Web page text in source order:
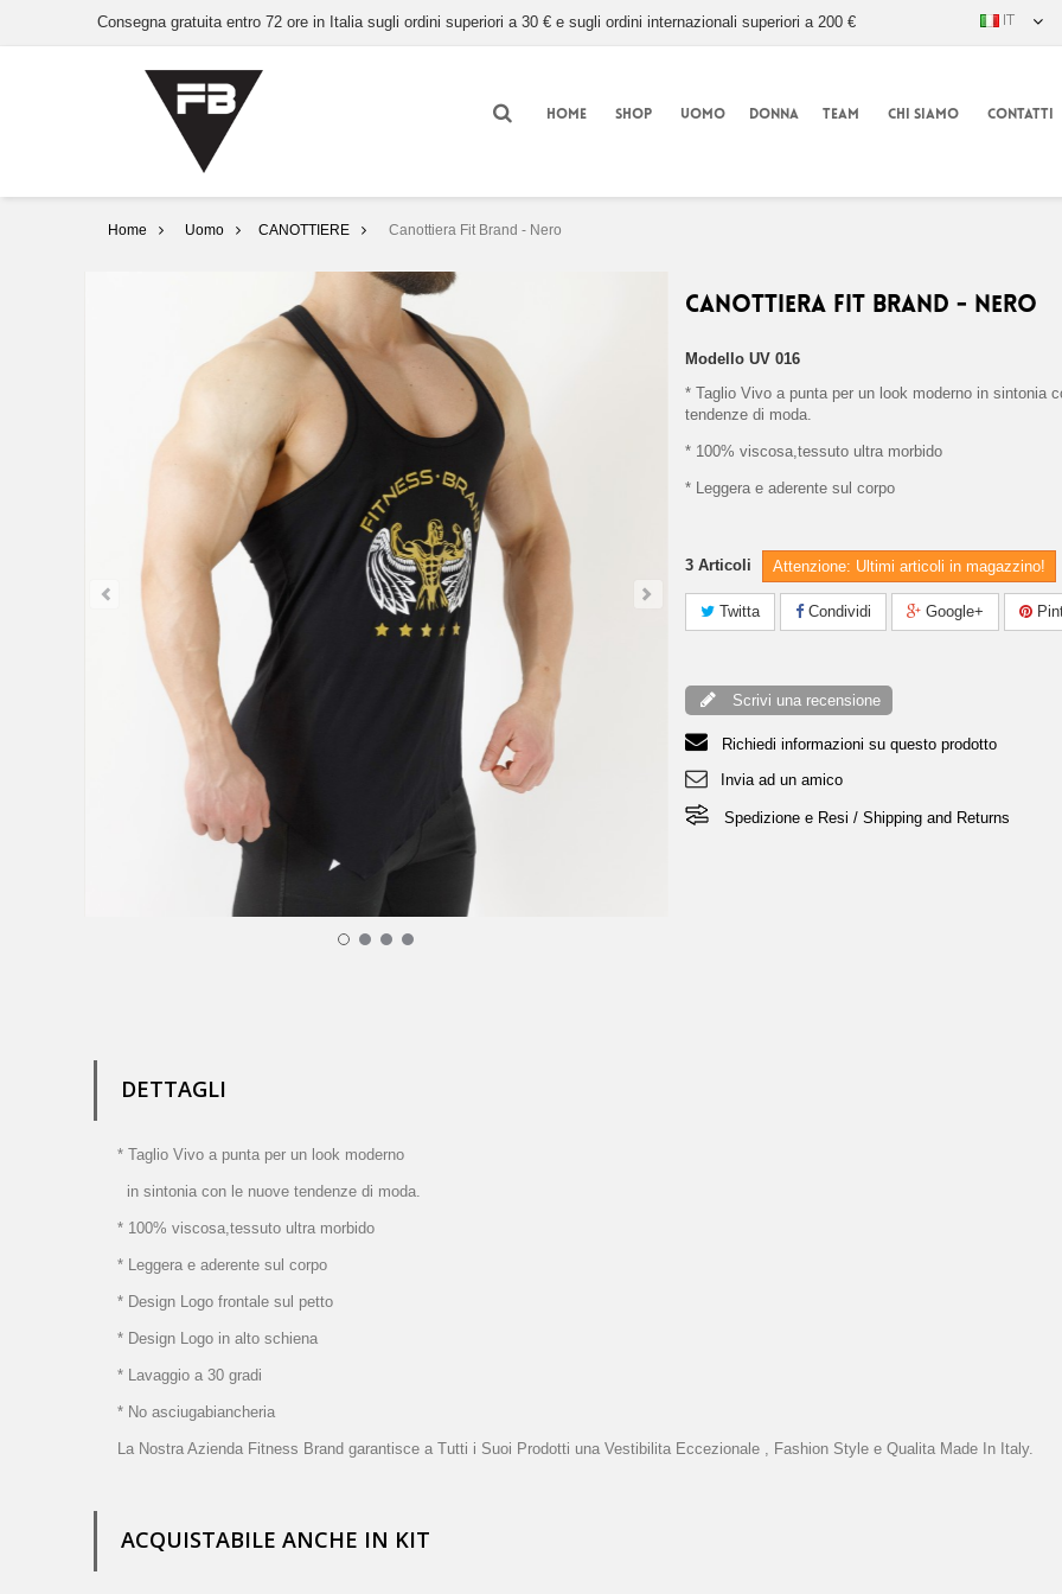
Consegna gratuita entro 72 ore in Italia sugli ordini superiori a 30 € e sugli ordini internazionali superiori a 200 € IT
HOME SHOP UOMO DONNA TEAM CHI SIAMO CONTATTI
Home Uomo CANOTTIERE Canottiera Fit Brand - Nero
Canottiera Fit Brand - Nero CANOTTIERE 28,00 €
Canottiera Fit Brand - Nero
Modello UV 016
* Taglio Vivo a punta per un look moderno in sintonia
tendenze di moda.
* 100% viscosa,tessuto ultra morbido
* Leggera e aderente sul corpo
3 Articoli Attenzione: Ultimi articoli in magazzino!
Twitta Condividi Google+
Scrivi una recensione
Richiedi informazioni su questo prodotto
Invia ad un amico
Spedizione e Resi / Shipping and Returns
DETTAGLI
* Taglio Vivo a punta per un look moderno
in sintonia con le nuove tendenze di moda.
* 100% viscosa,tessuto ultra morbido
* Leggera e aderente sul corpo
* Design Logo frontale sul petto
* Design Logo in alto schiena
* Lavaggio a 30 gradi
* No asciugabiancheria
La Nostra Azienda Fitness Brand garantisce a Tutti i Suoi Prodotti una Vestibilita Eccezionale , Fashion Style e Qualita Made In Italy.
ACQUISTABILE ANCHE IN KIT